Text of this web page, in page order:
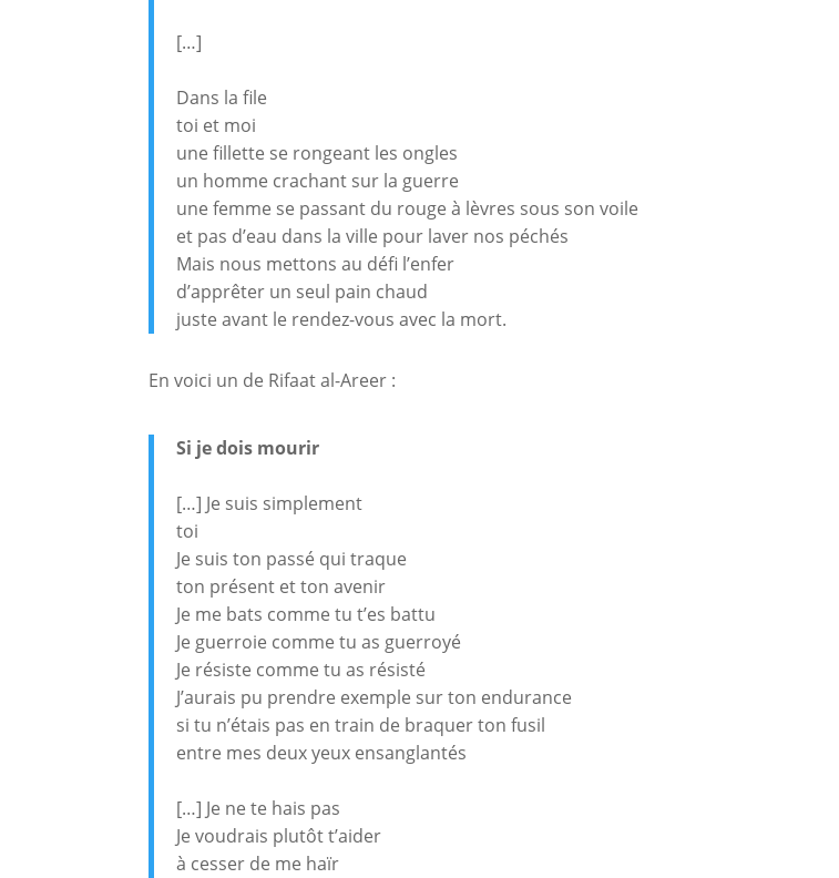
[…]
Dans la file
toi et moi
une fillette se rongeant les ongles
un homme crachant sur la guerre
une femme se passant du rouge à lèvres sous son voile
et pas d’eau dans la ville pour laver nos péchés
Mais nous mettons au défi l’enfer
d’apprêter un seul pain chaud
juste avant le rendez-vous avec la mort.
En voici un de Rifaat al-Areer :
Si je dois mourir
[…] Je suis simplement
toi
Je suis ton passé qui traque
ton présent et ton avenir
Je me bats comme tu t’es battu
Je guerroie comme tu as guerroyé
Je résiste comme tu as résisté
J’aurais pu prendre exemple sur ton endurance
si tu n’étais pas en train de braquer ton fusil
entre mes deux yeux ensanglantés
[…] Je ne te hais pas
Je voudrais plutôt t’aider
à cesser de me haïr